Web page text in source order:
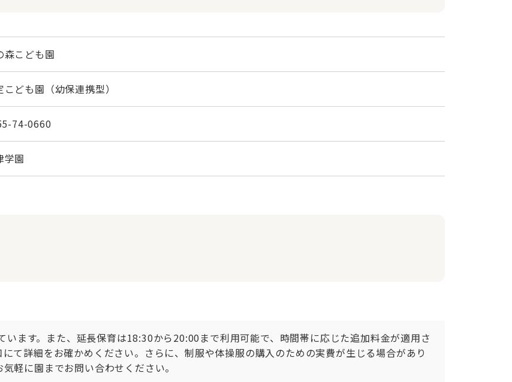
森こども園
こども園（幼保連携型）
74-0660
学園
ます。また、延長保育は18:30から20:00まで利用可能で、時間帯に応じた追加料金が適用さ
て詳細をお確かめください。さらに、制服や体操服の購入のための実費が生じる場合があり
軽に園までお問い合わせください。